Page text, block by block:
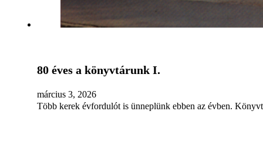
80 éves a könyvtárunk I.
március 3, 2026
Több kerek évfordulót is ünneplünk ebben az évben.